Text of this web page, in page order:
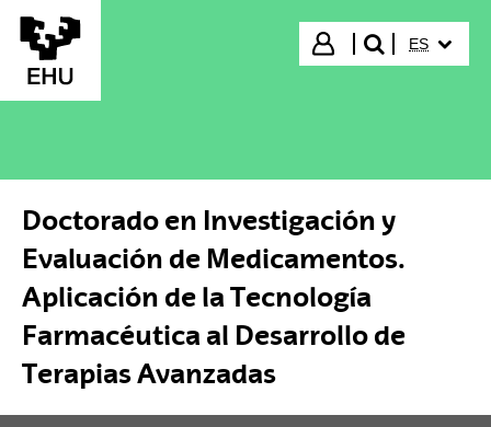
Saltar al contenido principal
Iniciar sesión
buscar"
ES
Doctorado en Investigación y
Evaluación de Medicamentos.
Aplicación de la Tecnología
Farmacéutica al Desarrollo de
Terapias Avanzadas